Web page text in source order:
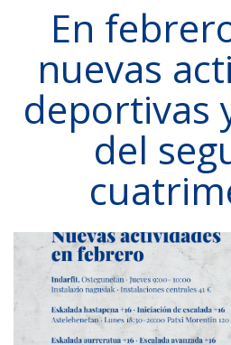
En
nuevas
deportivas
del